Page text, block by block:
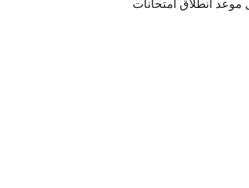
الدور الأول و16 من يوليو المقبل موعد انطلاق امتحانات